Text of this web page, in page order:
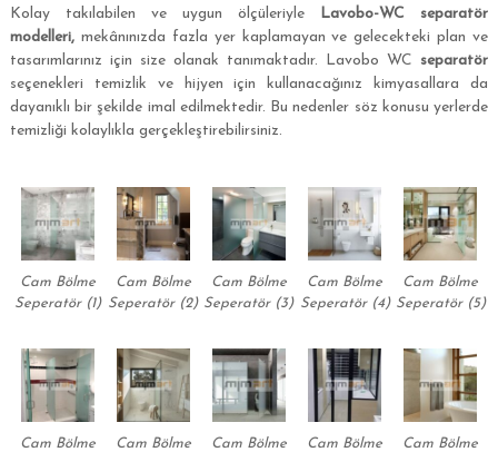
Kolay takılabilen ve uygun ölçüleriyle
Lavobo-WC separatör
modelleri,mekânınızda fazla yer kaplamayan ve gelecekteki plan ve
tasarımlarınız için size olanak tanımaktadır. Lavobo WC separatör
seçenekleri temizlik ve hijyen için kullanacağınız kimyasallara da
dayanıklı bir şekilde imal edilmektedir. Bu nedenler söz konusu yerlerde
temizliği kolaylıkla gerçekleştirebilirsiniz.
Cam Bölme
Seperatör (1)
Cam Bölme
Seperatör (2)
Cam Bölme
Seperatör (3)
Cam Bölme
Seperatör (4)
Cam Bölme
Seperatör (5)
Cam Bölme
Cam Bölme
Cam Bölme
Cam Bölme
Cam Bölme